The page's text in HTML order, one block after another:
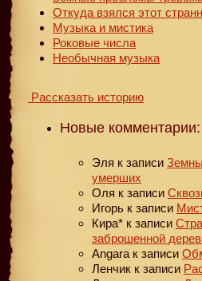
Откуда взялся этот
Музыка и мистика
Роковые числа
Необычная музыка
Рассказать историю
Новые комментарии:
Эля к записи
умерших
Оля к записи
Игорь к записи
Кира* к записи
заброшенной
Angara к записи
Ленчик к записи